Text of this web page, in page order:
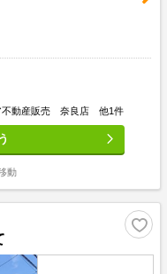
不動産販売 奈良店 他1件
動